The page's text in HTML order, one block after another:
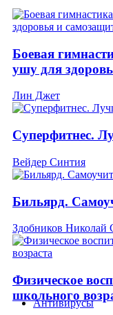
Боевая
ушу для
Лин Джет
Суперфитнес.
Вейдер Синтия
Бильярд.
Здобников Николай
Физическое
школьного
Антивирусы